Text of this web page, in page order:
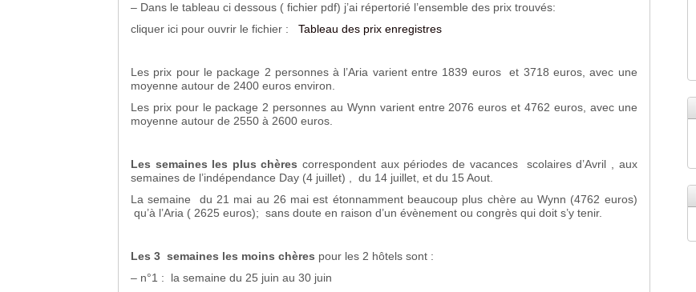
– Dans le tableau ci dessous ( fichier pdf) j’ai répertorié l’ensemble des prix trouvés:
cliquer ici pour ouvrir le fichier : Tableau des prix enregistres
Les prix pour le package 2 personnes à l’Aria varient entre 1839 euros et 3718 euros, avec une
moyenne autour de 2400 euros environ.
Les prix pour le package 2 personnes au Wynn varient entre 2076 euros et 4762 euros, avec une
moyenne autour de 2550 à 2600 euros.
Les semaines les plus chères correspondent aux périodes de vacances scolaires d’Avril , aux
semaines de l’indépendance Day (4 juillet) , du 14 juillet, et du 15 Aout.
La semaine du 21 mai au 26 mai est étonnamment beaucoup plus chère au Wynn (4762 euros)
qu’à l’Aria ( 2625 euros); sans doute en raison d’un évènement ou congrès qui doit s’y tenir.
Les 3 semaines les moins chères pour les 2 hôtels sont :
– n°1 : la semaine du 25 juin au 30 juin